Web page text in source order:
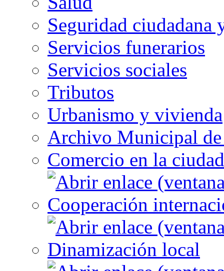
Seguridad ciudadana
Servicios funerarios
Servicios sociales
Tributos
Urbanismo y vivienda
Archivo Municipal de
Comercio en la ciudad
Cooperación
Dinamización local